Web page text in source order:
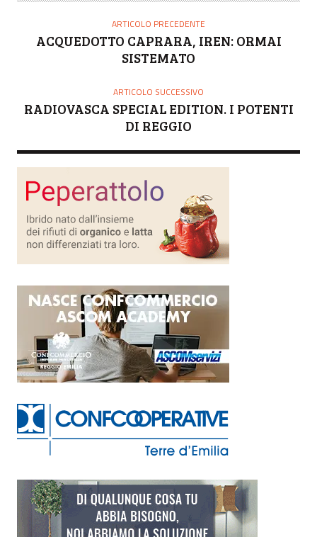
ARTICOLO PRECEDENTE
ACQUEDOTTO CAPRARA, IREN: ORMAI
SISTEMATO
ARTICOLO SUCCESSIVO
RADIOVASCA SPECIAL EDITION. I POTENTI
DI REGGIO